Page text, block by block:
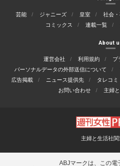
芸能 ジャニーズ 皇室 社会
コミックス
連載一覧
About
運営会社 利用規約
プ
パーソナルデータの外部送信について
広告掲載
ニュース提供先 タレコミ
お問い合わせ
主婦
主婦と生活社関
ABJマークは、この電